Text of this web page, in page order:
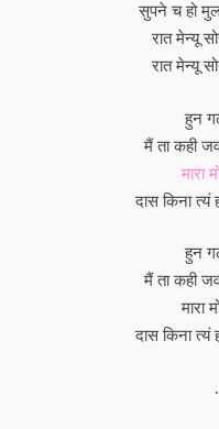
सुपने च हो
रात मेन्यू
रात मेन्यू
हुन
मैं ता कही
मारा
दास किना त्यं
हुन
मैं ता कही
मारा
दास किना त्यं